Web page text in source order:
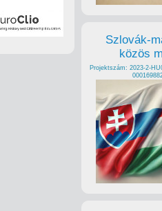
Szlovák-
közös
Projektszám: 2023-2-